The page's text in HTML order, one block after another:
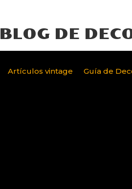
BLOG DE
Artículos vintage Guía de